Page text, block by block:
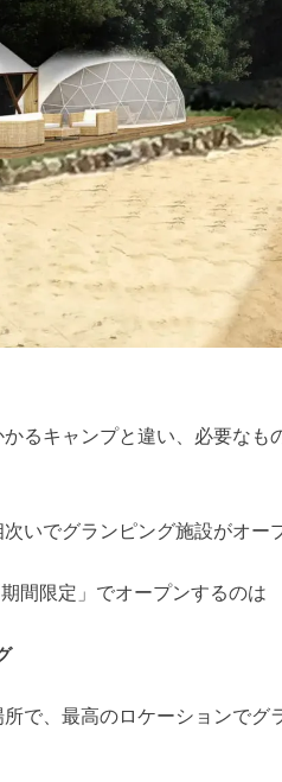
るキャンプと違い、必要な
いでグランピング施設がオー
間限定」でオープンするのは
で、最高のロケーションでグ